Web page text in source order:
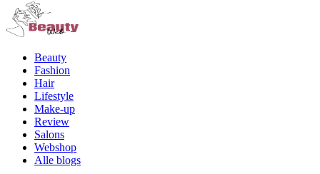
Beauty
Fashion
Hair
Lifestyle
Make-up
Review
Salons
Webshop
Alle blogs